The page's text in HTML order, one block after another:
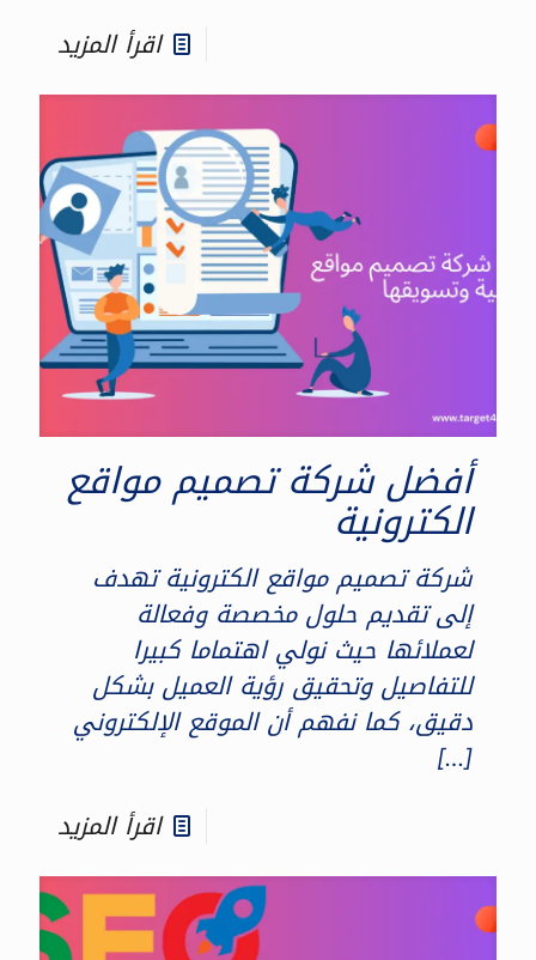
اقرأ المزيد
أفضل شركة تصميم مواقع
الكترونية
شركة تصميم مواقع الكترونية تهدف
إلى تقديم حلول مخصصة وفعالة
لعملائها حيث نولي اهتماما كبيرا
للتفاصيل وتحقيق رؤية العميل بشكل
دقيق، كما نفهم أن الموقع الإلكتروني
[…]
اقرأ المزيد